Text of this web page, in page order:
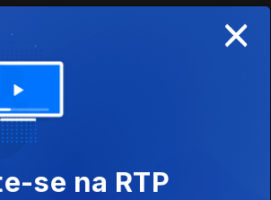
×
se na RTP